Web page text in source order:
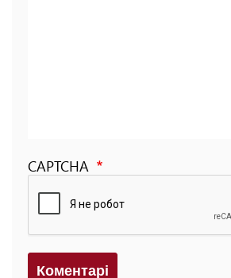
CAPTCHA
Коментарi